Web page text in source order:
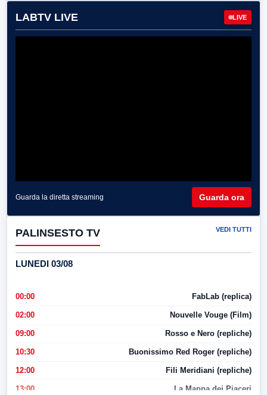
LABTV LIVE LIVE
Guarda la diretta streaming Guarda ora
PALINSESTO TV VEDI TUTTI
LUNEDI 03/08
00:00 FabLab (replica)
02:00 Nouvelle Vouge (Film)
09:00 Rosso e Nero (repliche)
10:30 Buonissimo Red Roger (repliche)
12:00 Fili Meridiani (repliche)
13:00 La Mappa dei Piaceri